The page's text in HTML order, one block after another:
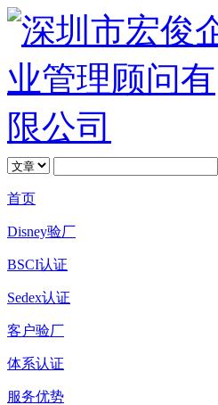
首页
Disney验厂
BSCI认证
Sedex认证
客户验厂
体系认证
服务优势